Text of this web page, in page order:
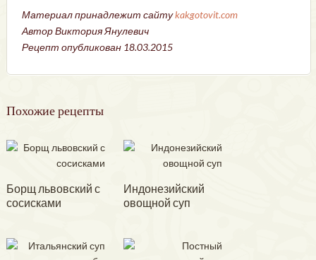
Материал принадлежит сайтуkakgotovit.com
Автор Виктория Янулевич
Рецепт опубликован 18.03.2015
Похожие рецепты
Борщ львовский с
сосисками
Индонезийский
овощной суп